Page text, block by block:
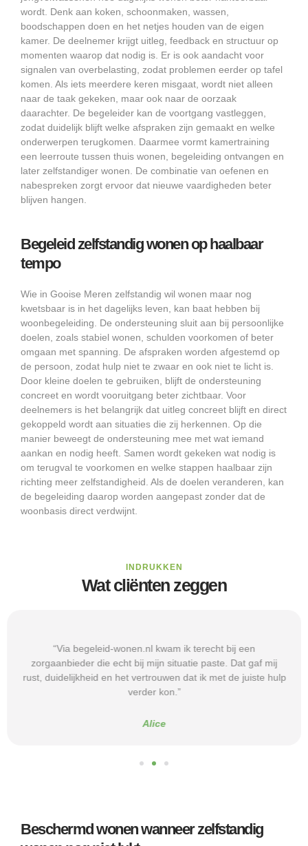
wordt. Denk aan koken, schoonmaken, wassen,
boodschappen doen en het netjes houden van de eigen
kamer. De deelnemer krijgt uitleg, feedback en structuur op
momenten waarop dat nodig is. Er is ook aandacht voor
signalen van overbelasting, zodat problemen eerder op tafel
komen. Als iets meerdere keren misgaat, wordt niet alleen
naar de taak gekeken, maar ook naar de oorzaak
daarachter. De begeleider kan de voortgang vastleggen,
zodat duidelijk blijft welke afspraken zijn gemaakt en welke
onderwerpen terugkomen. Daarmee vormt kamertraining
een leerroute tussen thuis wonen, begeleiding ontvangen en
later zelfstandiger wonen. De combinatie van oefenen en
nabespreken zorgt ervoor dat nieuwe vaardigheden beter
blijven hangen.
Begeleid zelfstandig wonen op haalbaar
tempo
Wie in Gooise Meren zelfstandig wil wonen maar nog
kwetsbaar is in het dagelijks leven, kan baat hebben bij
woonbegeleiding. De ondersteuning sluit aan bij persoonlijke
doelen, zoals stabiel wonen, schulden voorkomen of beter
omgaan met spanning. De afspraken worden afgestemd op
de persoon, zodat hulp niet te zwaar en ook niet te licht is.
Door kleine doelen te gebruiken, blijft de ondersteuning
concreet en wordt vooruitgang beter zichtbaar. Voor
deelnemers is het belangrijk dat uitleg concreet blijft en direct
gekoppeld wordt aan situaties die zij herkennen. Op die
manier beweegt de ondersteuning mee met wat iemand
aankan en nodig heeft. Samen wordt gekeken wat nodig is
om terugval te voorkomen en welke stappen haalbaar zijn
richting meer zelfstandigheid. Als de doelen veranderen, kan
de begeleiding daarop worden aangepast zonder dat de
woonbasis direct verdwijnt.
INDRUKKEN
Wat cliënten zeggen
“Via begeleid-wonen.nl kwam ik terecht bij een
zorgaanbieder die echt bij mijn situatie paste. Dat gaf mij
rust, duidelijkheid en het vertrouwen dat ik met de juiste hulp
verder kon.”
Alice
Beschermd wonen wanneer zelfstandig